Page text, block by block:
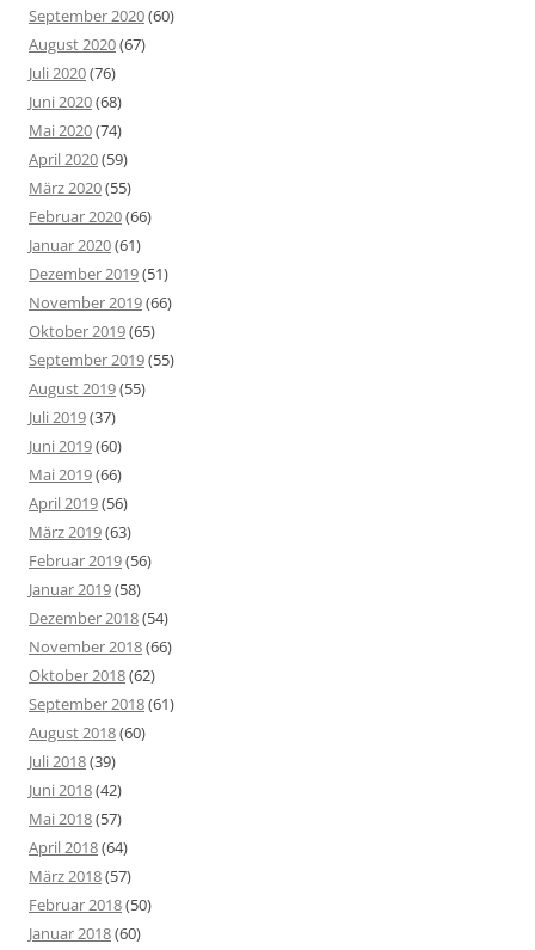
September 2020(60)
August 2020(67)
Juli 2020(76)
Juni 2020(68)
Mai 2020(74)
April 2020(59)
März 2020(55)
Februar 2020(66)
Januar 2020(61)
Dezember 2019(51)
November 2019(66)
Oktober 2019(65)
September 2019(55)
August 2019(55)
Juli 2019(37)
Juni 2019(60)
Mai 2019(66)
April 2019(56)
März 2019(63)
Februar 2019(56)
Januar 2019(58)
Dezember 2018(54)
November 2018(66)
Oktober 2018(62)
September 2018(61)
August 2018(60)
Juli 2018(39)
Juni 2018(42)
Mai 2018(57)
April 2018(64)
März 2018(57)
Februar 2018(50)
Januar 2018(60)